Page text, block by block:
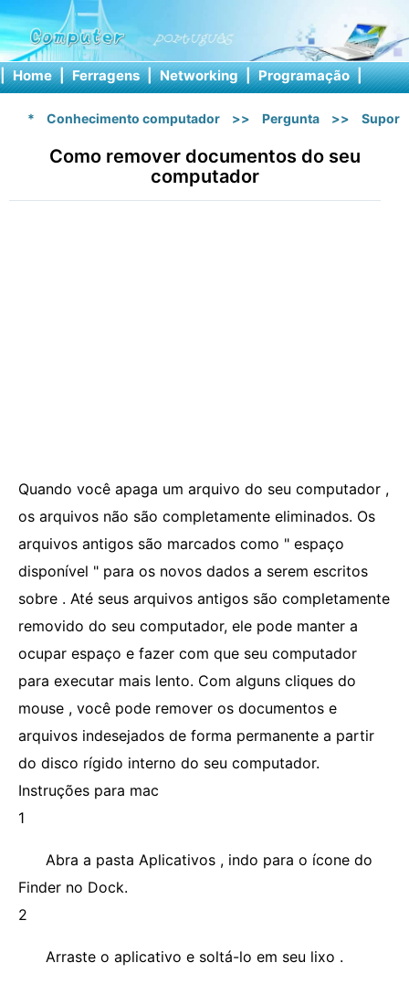
| Home | Ferragens | Networking | Programação |
* Conhecimento computador >> Pergunta >>
Como remover documentos do seu
computador
Quando você apaga um arquivo do seu computador ,
os arquivos não são completamente eliminados. Os
arquivos antigos são marcados como " espaço
disponível " para os novos dados a serem escritos
sobre . Até seus arquivos antigos são completamente
removido do seu computador, ele pode manter a
ocupar espaço e fazer com que seu computador
para executar mais lento. Com alguns cliques do
mouse , você pode remover os documentos e
arquivos indesejados de forma permanente a partir
do disco rígido interno do seu computador.
Instruções para mac
1
Abra a pasta Aplicativos , indo para o ícone do
Finder no Dock.
2
Arraste o aplicativo e soltá-lo em seu lixo .